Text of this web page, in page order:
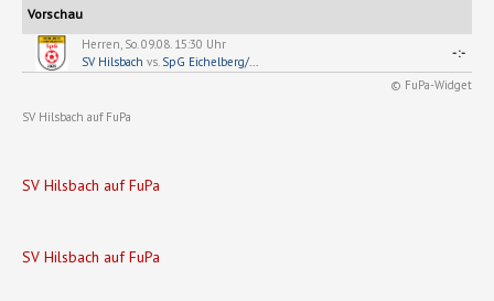
Vorschau
Herren, So. 09.08. 15:30 Uhr
SV Hilsbach vs. SpG Eichelberg/...
-:-
© FuPa-Widget
SV Hilsbach auf FuPa
SV Hilsbach auf FuPa
SV Hilsbach auf FuPa